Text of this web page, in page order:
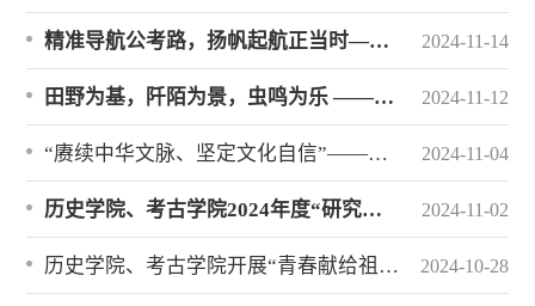
精准导航公考路，扬帆起航正当时——历史学院、考古学院举办2025年度山东省公务员考试及选调生考试公告解读会 2024-11-14
田野为基，阡陌为景，虫鸣为乐 ——焦家“田野”音乐节暨2024年“谷粒之声”决赛举行 2024-11-12
“赓续中华文脉、坚定文化自信”——历史学院与考古学院2024级硕士研究生主题党团日活动圆满结束 2024-11-04
历史学院、考古学院2024年度“研究生学术科研项目”立项评审工作暨2023年度“研究生学术科研项目”结项评审工作顺利开展 2024-11-02
历史学院、考古学院开展“青春献给祖国，青年挺膺担当”成才大讲堂活动 2024-10-28